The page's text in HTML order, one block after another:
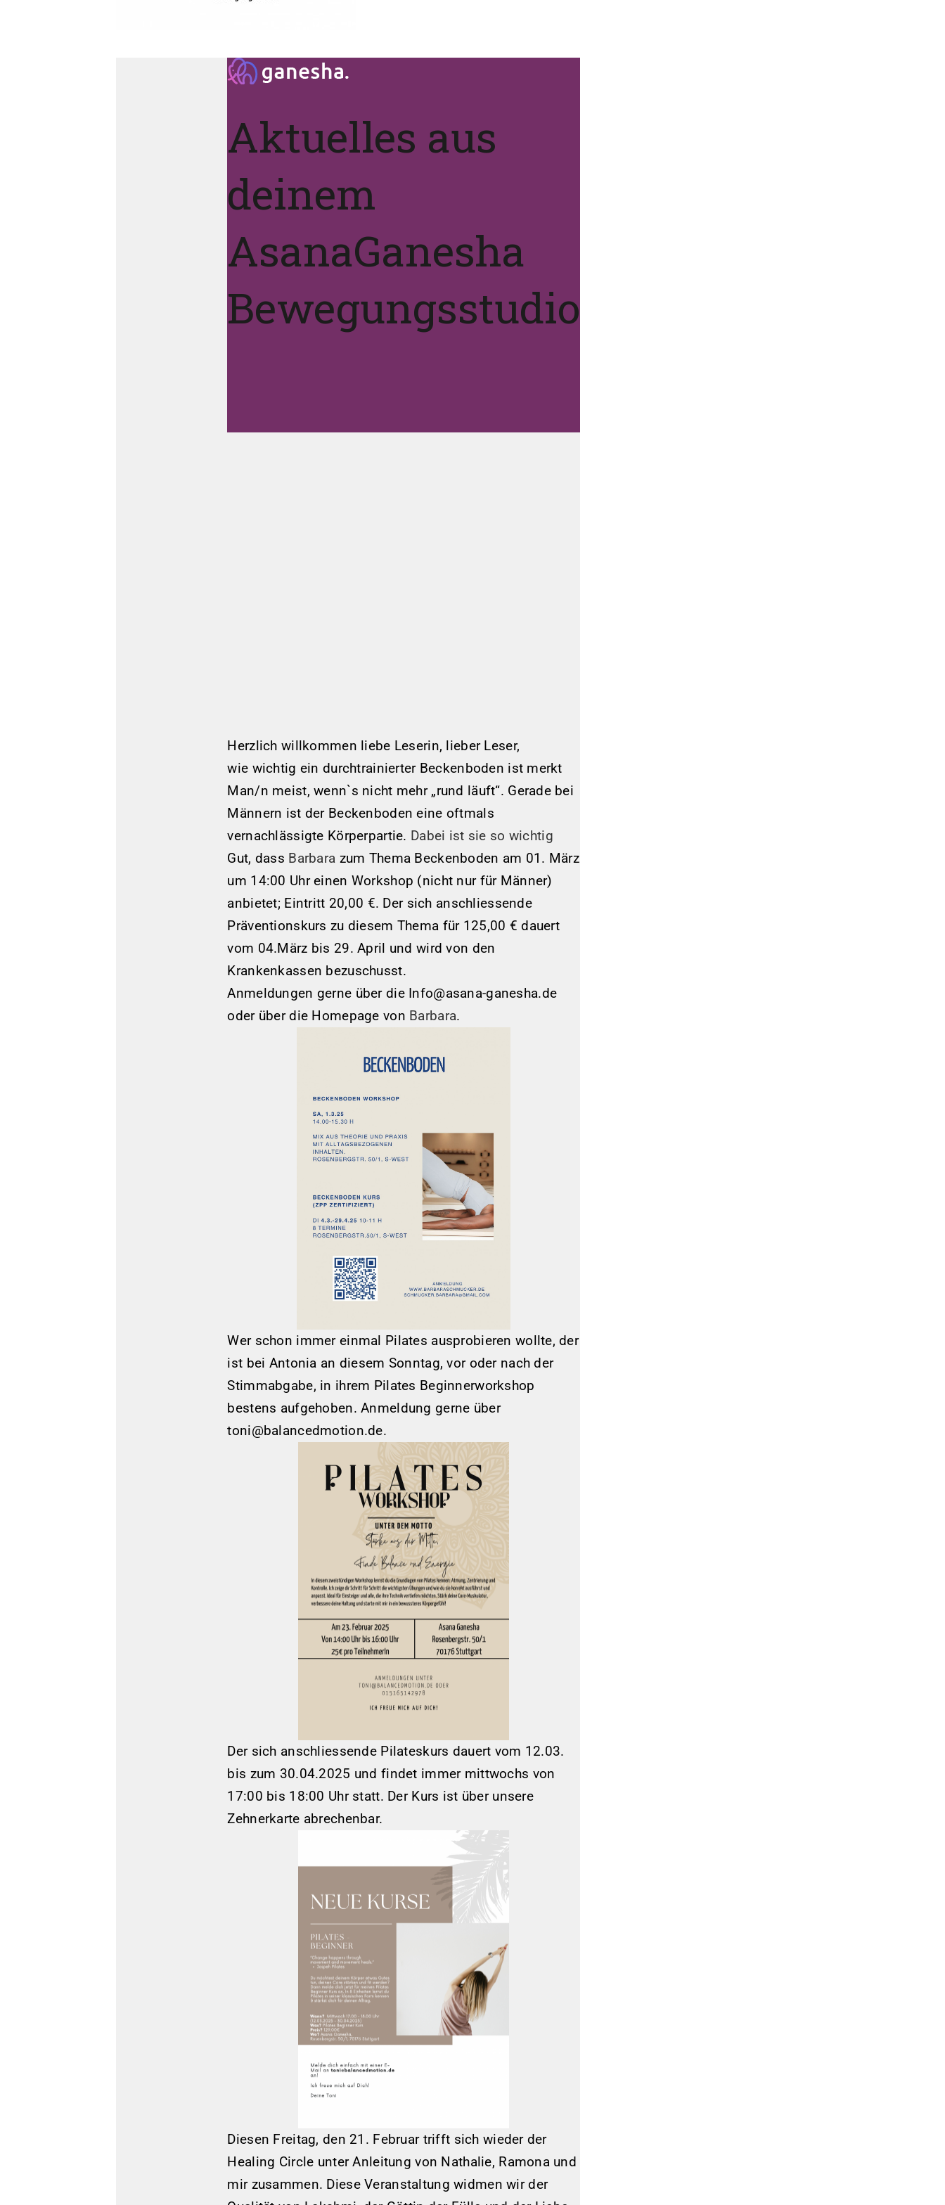
Aktuelles aus
deinem
AsanaGanesha
Bewegungsstudio
Herzlich willkommen liebe Leserin, lieber Leser,
wie wichtig ein durchtrainierter Beckenboden ist merkt
Man/n meist, wenn`s nicht mehr „rund läuft“. Gerade bei
Männern ist der Beckenboden eine oftmals
vernachlässigte Körperpartie. Dabei ist sie so wichtig
Gut, dass Barbara zum Thema Beckenboden am 01. März
um 14:00 Uhr einen Workshop (nicht nur für Männer)
anbietet; Eintritt 20,00 €. Der sich anschliessende
Präventionskurs zu diesem Thema für 125,00 € dauert
vom 04.März bis 29. April und wird von den
Krankenkassen bezuschusst.
Anmeldungen gerne über die Info@asana-ganesha.de
oder über die Homepage von Barbara.
Wer schon immer einmal Pilates ausprobieren wollte, der
ist bei Antonia an diesem Sonntag, vor oder nach der
Stimmabgabe, in ihrem Pilates Beginnerworkshop
bestens aufgehoben. Anmeldung gerne über
toni@balancedmotion.de.
Der sich anschliessende Pilateskurs dauert vom 12.03.
bis zum 30.04.2025 und findet immer mittwochs von
17:00 bis 18:00 Uhr statt. Der Kurs ist über unsere
Zehnerkarte abrechenbar.
Diesen Freitag, den 21. Februar trifft sich wieder der
Healing Circle unter Anleitung von Nathalie, Ramona und
mir zusammen. Diese Veranstaltung widmen wir der